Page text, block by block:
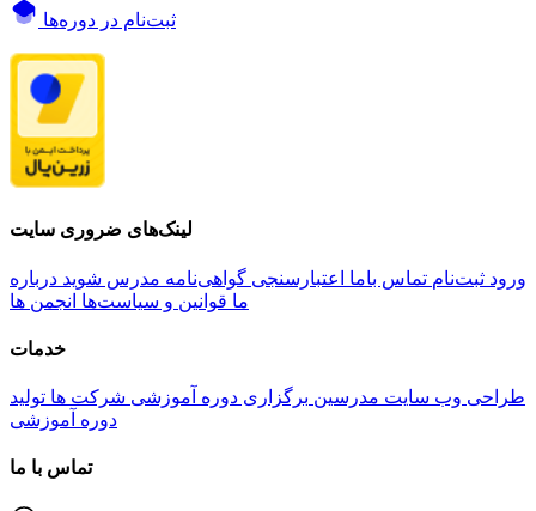
ثبت‌نام در دوره‌ها
لینک‌های ضروری سایت
ورود ثبت‌نام تماس باما اعتبارسنجی گواهی‌نامه مدرس شوید درباره
ما قوانین و سیاست‌ها انجمن ها
خدمات
طراحی وب سایت مدرسین برگزاری دوره آموزشی شرکت ها تولید
دوره آموزشی
تماس با ما